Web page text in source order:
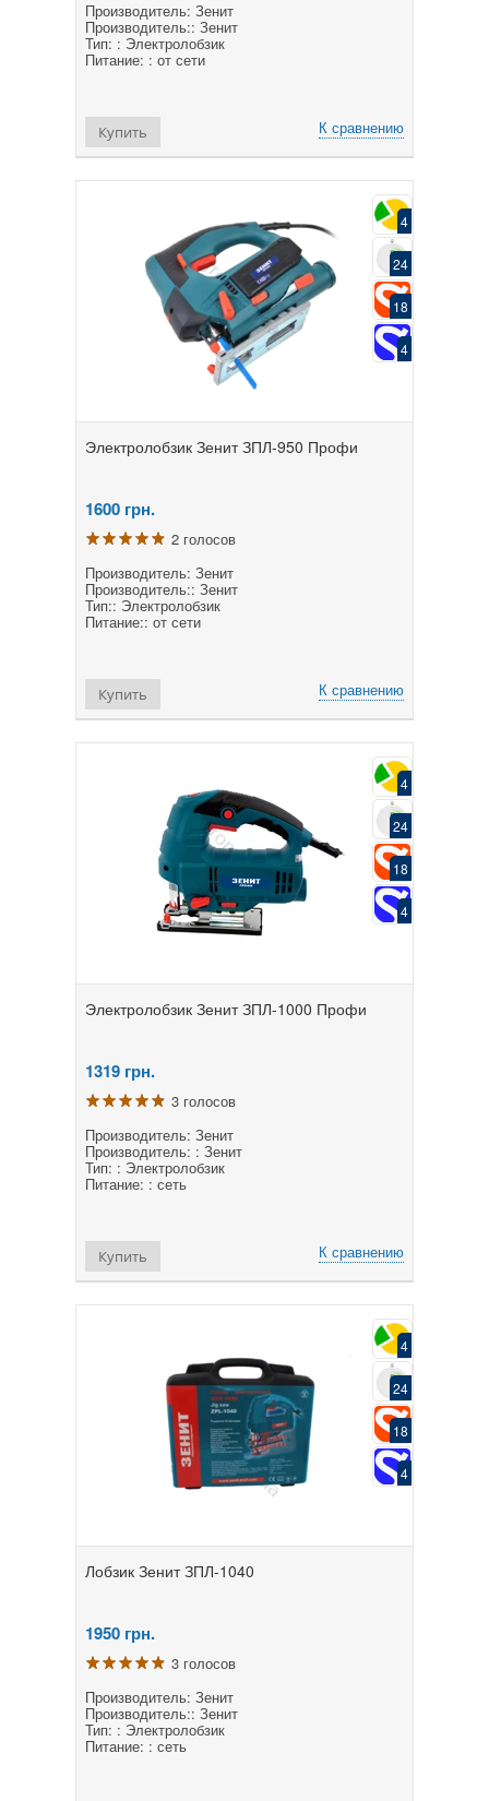
Производитель: Зенит
Производитель:: Зенит
Тип: : Электролобзик
Питание: : от сети
К сравнению
Купить
4
24
18
4
Электролобзик Зенит ЗПЛ-950 Профи
1600 грн.
2 голосов
Производитель: Зенит
Производитель:: Зенит
Тип:: Электролобзик
Питание:: от сети
К сравнению
Купить
4
24
18
4
Электролобзик Зенит ЗПЛ-1000 Профи
1319 грн.
3 голосов
Производитель: Зенит
Производитель: : Зенит
Тип: : Электролобзик
Питание: : сеть
К сравнению
Купить
4
24
18
4
Лобзик Зенит ЗПЛ-1040
1950 грн.
3 голосов
Производитель: Зенит
Производитель:: Зенит
Тип: : Электролобзик
Питание: : сеть